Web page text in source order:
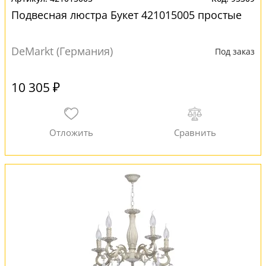
Подвесная люстра Букет 421015005 простые
DeMarkt (Германия) Под заказ
10 305 ₽